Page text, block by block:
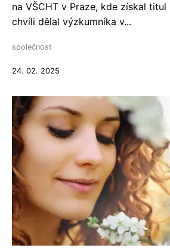
na VŠCHT v Praze, kde získal
chvíli dělal výzkumníka v...
společnost
24. 02. 2025